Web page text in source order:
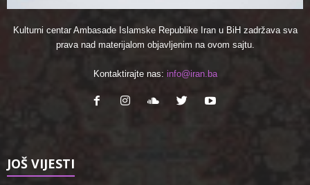
Kulturni centar Ambasade Islamske Republike Iran u BiH zadržava sva
prava nad materijalom objavljenim na ovom sajtu.
Kontaktirajte nas: info@iran.ba
JOŠ VIJESTI